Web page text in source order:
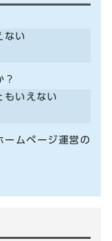
ない
？
もいえない
ームページ運営の